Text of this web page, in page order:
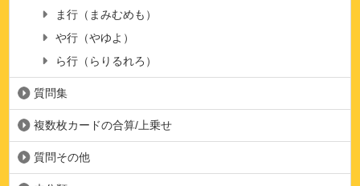
ま行（まみむめも）
や行（やゆよ）
ら行（らりるれろ）
質問集
複数枚カードの合算/上乗せ
質問その他